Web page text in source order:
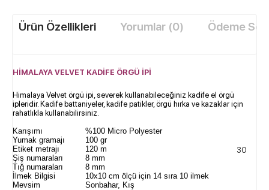
Ürün Özellikleri Yorumlar (0) Ödeme
HİMALAYA VELVET KADİFE ÖRGÜ İPİ​
Himalaya Velvet örgü ipi, severek kullanabileceğiniz kadife el örgü
ipleridir. Kadife battaniyeler, kadife patikler, örgü hırka ve kazaklar için
rahatlıkla kullanabilirsiniz.
Karışımı
%100 Micro Polyester
Yumak gramajı
100 gr
Etiket metrajı
120 m
Şiş numaraları
8 mm
Tığ numaraları
8 mm
İlmek Bilgisi
10x10 cm ölçü için 14 sıra 10 ilmek
Mevsim
Sonbahar, Kış
30